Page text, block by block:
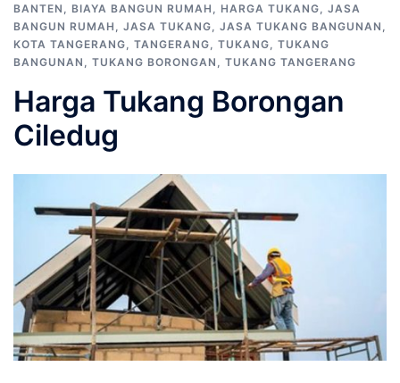
BANTEN
BIAYA BANGUN RUMAH HARGA TUKANG
JASA
BANGUN RUMAH
JASA TUKANG JASA TUKANG BANGUNAN
KOTA TANGERANG
TANGERANG TUKANG
TUKANG
BANGUNAN
TUKANG BORONGAN TUKANG TANGERANG
Harga Tukang Borongan
Ciledug